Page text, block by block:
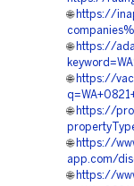
🌐 https://
🌐 https://
🌐 https://
🌐 https://
🌐 https://
app.com/
🌐 https://